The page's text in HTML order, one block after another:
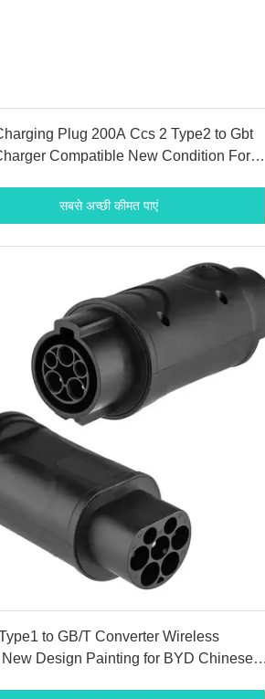
Plug 200A Ccs 2 Type2 to Gbt
Compatible New Condition For
सबसे अच्छी कीमत पाएं
to GB/T Converter Wireless
Design Painting for BYD Chinese